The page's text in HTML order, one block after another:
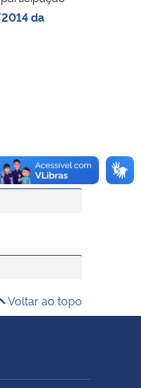
da
Voltar ao topo